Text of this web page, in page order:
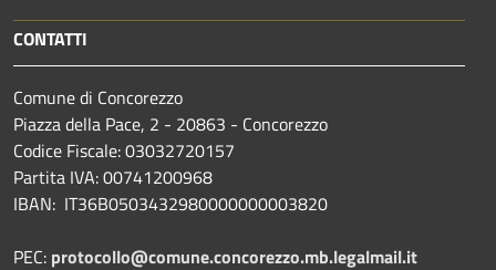
CONTATTI
Comune di Concorezzo
Piazza della Pace, 2 - 20863 - Concorezzo
Codice Fiscale: 03032720157
Partita IVA: 00741200968
IBAN: IT36B0503432980000000003820
PEC: protocollo@comune.concorezzo.mb.legalmail.it